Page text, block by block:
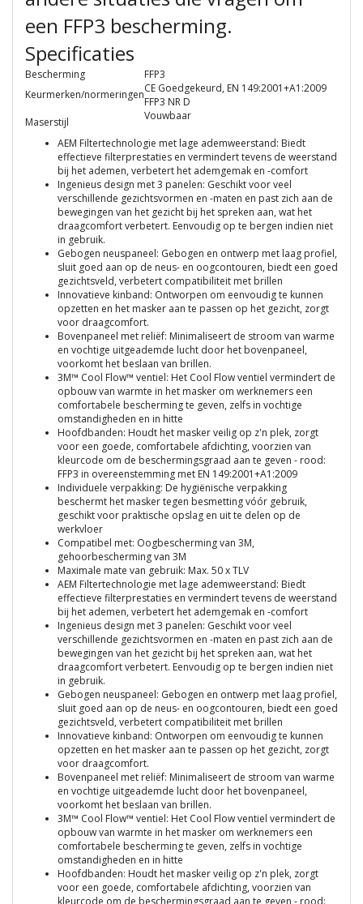
een FFP3 bescherming.
Specificaties
Bescherming
FFP3
Keurmerken/normeringenCE Goedgekeurd, EN 149:2001+A1:2009
FFP3 NR D
Maserstijl
Vouwbaar
AEM Filtertechnologie met lage ademweerstand: Biedt
effectieve filterprestaties en vermindert tevens de weerstand
bij het ademen, verbetert het ademgemak en -comfort
Ingenieus design met 3 panelen: Geschikt voor veel
verschillende gezichtsvormen en -maten en past zich aan de
bewegingen van het gezicht bij het spreken aan, wat het
draagcomfort verbetert. Eenvoudig op te bergen indien niet
in gebruik.
Gebogen neuspaneel: Gebogen en ontwerp met laag profiel,
sluit goed aan op de neus- en oogcontouren, biedt een goed
gezichtsveld, verbetert compatibiliteit met brillen
Innovatieve kinband: Ontworpen om eenvoudig te kunnen
opzetten en het masker aan te passen op het gezicht, zorgt
voor draagcomfort.
Bovenpaneel met reliëf: Minimaliseert de stroom van warme
en vochtige uitgeademde lucht door het bovenpaneel,
voorkomt het beslaan van brillen.
3M™ Cool Flow™ ventiel: Het Cool Flow ventiel vermindert de
opbouw van warmte in het masker om werknemers een
comfortabele bescherming te geven, zelfs in vochtige
omstandigheden en in hitte
Hoofdbanden: Houdt het masker veilig op z'n plek, zorgt
voor een goede, comfortabele afdichting, voorzien van
kleurcode om de beschermingsgraad aan te geven - rood:
FFP3 in overeenstemming met EN 149:2001+A1:2009
Individuele verpakking: De hygiënische verpakking
beschermt het masker tegen besmetting vóór gebruik,
geschikt voor praktische opslag en uit te delen op de
werkvloer
Compatibel met: Oogbescherming van 3M,
gehoorbescherming van 3M
Maximale mate van gebruik: Max. 50 x TLV
AEM Filtertechnologie met lage ademweerstand: Biedt
effectieve filterprestaties en vermindert tevens de weerstand
bij het ademen, verbetert het ademgemak en -comfort
Ingenieus design met 3 panelen: Geschikt voor veel
verschillende gezichtsvormen en -maten en past zich aan de
bewegingen van het gezicht bij het spreken aan, wat het
draagcomfort verbetert. Eenvoudig op te bergen indien niet
in gebruik.
Gebogen neuspaneel: Gebogen en ontwerp met laag profiel,
sluit goed aan op de neus- en oogcontouren, biedt een goed
gezichtsveld, verbetert compatibiliteit met brillen
Innovatieve kinband: Ontworpen om eenvoudig te kunnen
opzetten en het masker aan te passen op het gezicht, zorgt
voor draagcomfort.
Bovenpaneel met reliëf: Minimaliseert de stroom van warme
en vochtige uitgeademde lucht door het bovenpaneel,
voorkomt het beslaan van brillen.
3M™ Cool Flow™ ventiel: Het Cool Flow ventiel vermindert de
opbouw van warmte in het masker om werknemers een
comfortabele bescherming te geven, zelfs in vochtige
omstandigheden en in hitte
Hoofdbanden: Houdt het masker veilig op z'n plek, zorgt
voor een goede, comfortabele afdichting, voorzien van
kleurcode om de beschermingsgraad aan te geven - rood: